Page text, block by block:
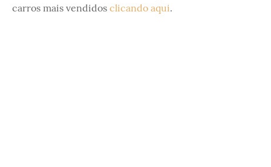
carros mais vendidos clicando aqui.